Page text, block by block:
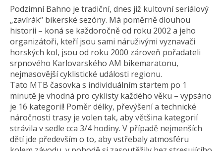
Podzimní Bahno je tradiční, dnes již kultovní seriálový
„zavírák“ bikerské sezóny. Má poměrně dlouhou
historii – koná se každoročně od roku 2002 a jeho
organizátoři, kteří jsou sami náruživými vyznavači
horských kol, jsou od roku 2000 zároveň pořadateli
srpnového Karlovarského AM bikemaratonu,
nejmasovější cyklistické události regionu.
Tato MTB časovka s individuálním startem po 1
minutě je vhodná pro cyklisty každého věku – vypsáno
je 16 kategorií! Poměr délky, převýšení a technické
náročnosti trasy je volen tak, aby většina kategorií
strávila v sedle cca 3/4 hodiny. V případě nejmenších
dětí jde především o to, aby vstřebaly atmosféru